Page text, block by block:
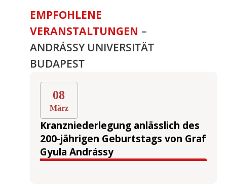
EMPFOHLENE
VERANSTALTUNGEN –
ANDRÁSSY UNIVERSITÄT
BUDAPEST
08
März
Kranzniederlegung anlässlich des
200-jährigen Geburtstags von Graf
Gyula Andrássy